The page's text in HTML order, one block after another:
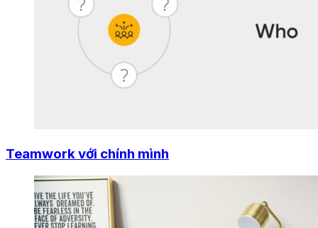
Teamwork với chính mình